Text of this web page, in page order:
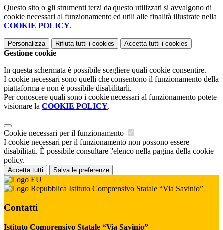
Questo sito o gli strumenti terzi da questo utilizzati si avvalgono di
cookie necessari al funzionamento ed utili alle finalità illustrate nella
COOKIE POLICY.
Personalizza Rifiuta tutti i cookies Accetta tutti i cookies
Gestione cookie
In questa schermata è possibile scegliere quali cookie consentire.
I cookie necessari sono quelli che consentono il funzionamento della
piattaforma e non è possibile disabilitarli.
Per conoscere quali sono i cookie necessari al funzionamento potete
visionare la COOKIE POLICY.
Cookie necessari per il funzionamento
I cookie necessari per il funzionamento non possono essere
disabilitati. È possibile consultare l'elenco nella pagina della cookie
policy.
Accetta tutti Salva le preferenze
Istituto Comprensivo Statale “Via Savinio”
Contatti
Istituto Comprensivo Statale “Via Savinio”